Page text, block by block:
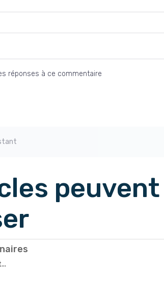
réponses à ce commentaire